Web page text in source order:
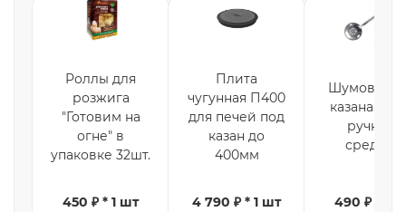
Роллы для
розжига
"Готовим на
огне" в
упаковке 32шт.
450 ₽ * 1 шт
Плита
чугунная П400
для печей под
казан до
400мм
4 790 ₽ * 1 шт
Шумовка
казана с
ручкой,
средняя
490 ₽ * 1